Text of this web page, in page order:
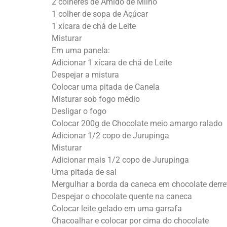
1 colher de sopa de Açúcar
1 xícara de chá de Leite
Misturar
Em uma panela:
Adicionar 1 xícara de chá de Leite
Despejar a mistura
Colocar uma pitada de Canela
Misturar sob fogo médio
Desligar o fogo
Colocar 200g de Chocolate meio amargo ralado
Adicionar 1/2 copo de Jurupinga
Misturar
Adicionar mais 1/2 copo de Jurupinga
Uma pitada de sal
Mergulhar a borda da caneca em chocolate
Despejar o chocolate quente na caneca
Colocar leite gelado em uma garrafa
Chacoalhar e colocar por cima do chocolate